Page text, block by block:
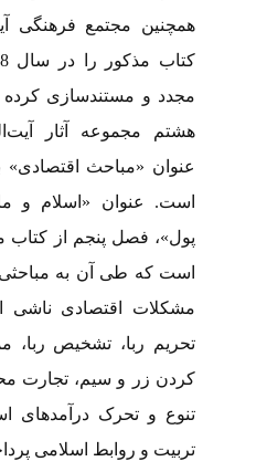
همچنین مجتمع فرهنگی
مجدد و مستندسازی کرده
هشتم مجموعه آثار
عنوان «مباحث اقتصادی»
است. عنوان «اسلام و
پول»، فصل پنجم از کتاب
است که طی آن به
مشکلات اقتصادی ناشی
تحریم ربا، تشخیص ربا،
کردن زر و سیم، تجارت
تنوع و تحرک درآمدهای
تربیت و روابط اسلامی